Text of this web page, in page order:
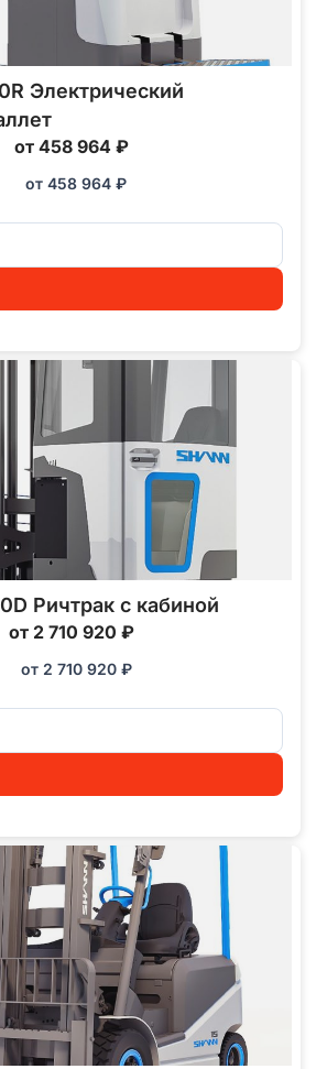
Электрический
от 458 964 ₽
от 458 964 ₽
Ричтрак с кабиной
от 2 710 920 ₽
от 2 710 920 ₽